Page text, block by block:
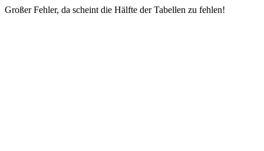
Großer Fehler, da scheint die Hälfte der Tabellen zu fehlen!